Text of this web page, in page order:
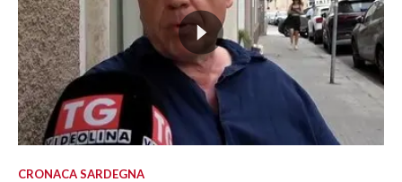
CRONACA SARDEGNA